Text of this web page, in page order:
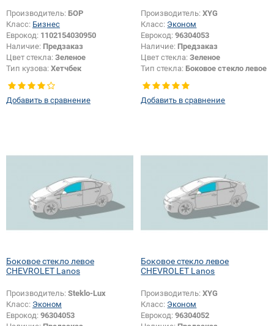
Производитель: БОР
Класс: Бизнес
Еврокод: 1102154030950
Наличие: Предзаказ
Цвет стекла: Зеленое
Тип кузова: Хетчбек
Добавить в сравнение
Производитель:XYG
Класс: Эконом
Еврокод:96304053
Наличие: Предзаказ
Цвет стекла:Зеленое
Тип стекла: Боковое стекло левое
Добавить в сравнение
Боковое стекло левое
CHEVROLET Lanos
Производитель: Steklo-Lux
Класс: Эконом
Еврокод: 96304053
Боковое стекло левое
CHEVROLET Lanos
Производитель:XYG
Класс: Эконом
Еврокод:96304052